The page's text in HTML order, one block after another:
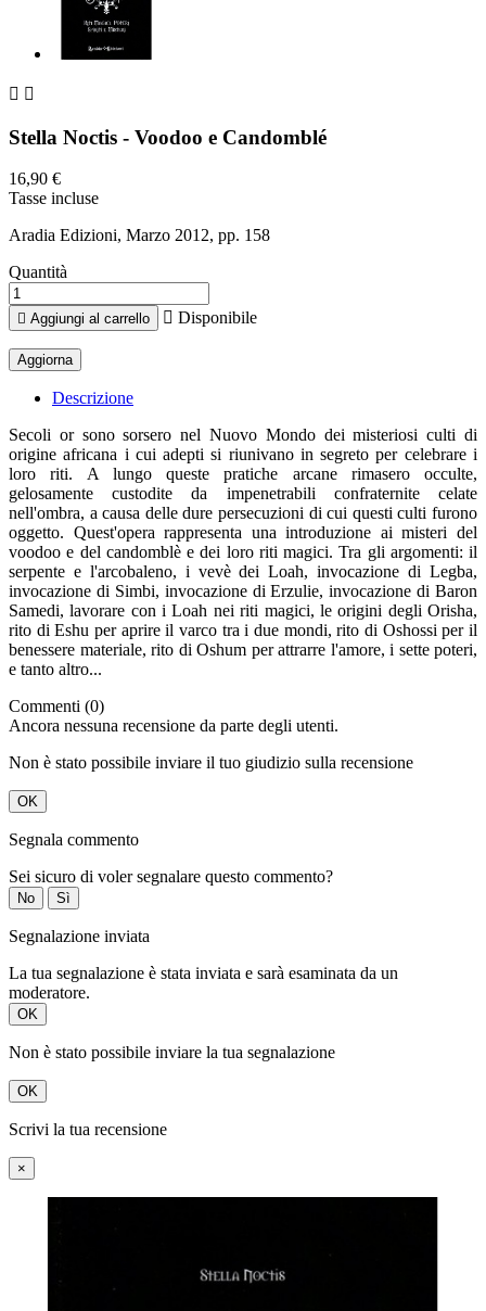
 
Stella Noctis - Voodoo e Candomblé
16,90 €
Tasse incluse
Aradia Edizioni, Marzo 2012, pp. 158
Quantità
 Aggiungi al carrello  Disponibile
Descrizione
Secoli or sono sorsero nel Nuovo Mondo dei misteriosi culti di
origine africana i cui adepti si riunivano in segreto per celebrare i
loro riti. A lungo queste pratiche arcane rimasero occulte,
gelosamente custodite da impenetrabili confraternite celate
nell'ombra, a causa delle dure persecuzioni di cui questi culti furono
oggetto. Quest'opera rappresenta una introduzione ai misteri del
voodoo e del candomblè e dei loro riti magici. Tra gli argomenti: il
serpente e l'arcobaleno, i vevè dei Loah, invocazione di Legba,
invocazione di Simbi, invocazione di Erzulie, invocazione di Baron
Samedi, lavorare con i Loah nei riti magici, le origini degli Orisha,
rito di Eshu per aprire il varco tra i due mondi, rito di Oshossi per il
benessere materiale, rito di Oshum per attrarre l'amore, i sette poteri,
e tanto altro...
Commenti (0)
Ancora nessuna recensione da parte degli utenti.
Non è stato possibile inviare il tuo giudizio sulla recensione
OK
Segnala commento
Sei sicuro di voler segnalare questo commento?
No Sì
Segnalazione inviata
La tua segnalazione è stata inviata e sarà esaminata da un
moderatore.
OK
Non è stato possibile inviare la tua segnalazione
OK
Scrivi la tua recensione
×